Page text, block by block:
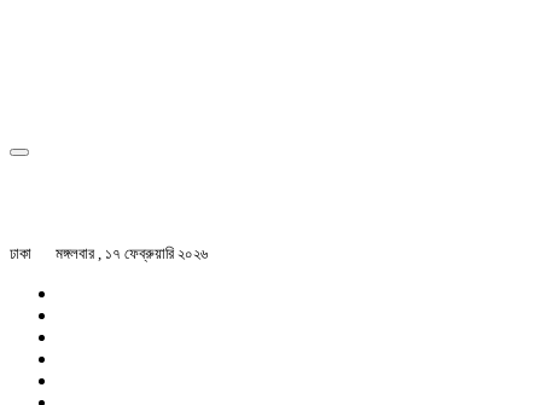
ঢাকা মঙ্গলবার , ১৭ ফেব্রুয়ারি ২০২৬